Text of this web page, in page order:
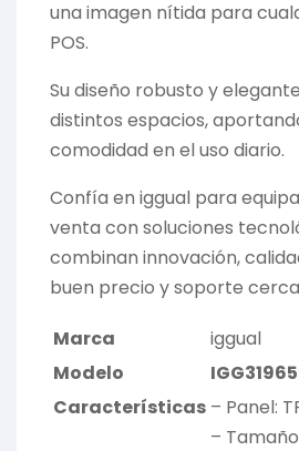
una imagen nítida para
POS.
Su diseño robusto y
distintos espacios,
comodidad en el uso diario.
Confía en iggual para
venta con soluciones
combinan innovación,
buen precio y soporte
Marca
iggual
Modelo
Características – Panel:
– Tamaño